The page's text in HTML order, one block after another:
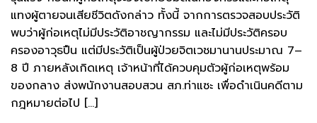
แทงผู้ตายจนเสียชีวิตดังกล่าว ทั้งนี้ จากการตรวจสอบประวัติ
พบว่าผู้ก่อเหตุไม่มีประวัติอาชญากรรม และไม่มีประวัติครอบ
ครองอาวุธปืน แต่มีประวัติเป็นผู้ป่วยจิตเวชมานานประมาณ 7–
8 ปี ภายหลังเกิดเหตุ เจ้าหน้าที่ได้ควบคุมตัวผู้ก่อเหตุพร้อม
ของกลาง ส่งพนักงานสอบสวน สภ.ท่าแซะ เพื่อดำเนินคดีตาม
กฎหมายต่อไป […]